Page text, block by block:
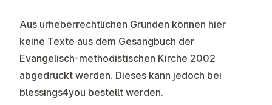
Aus urheberrechtlichen Gründen können hier
keine Texte aus dem Gesangbuch der
Evangelisch-methodistischen Kirche 2002
abgedruckt werden. Dieses kann jedoch bei
blessings4you bestellt werden.